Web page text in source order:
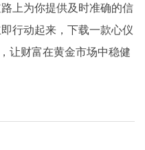
上为你提供及时准确的信
行动起来，下载一款心仪
让财富在黄金市场中稳健